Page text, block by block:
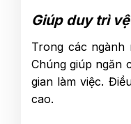
Giúp duy trì
Trong các
Chúng giúp ngăn
gian làm việc.
cao.